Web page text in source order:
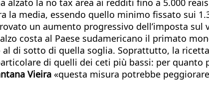
alzato la no tax area ai redditi fino a 5.000
la media, essendo quello minimo fissato sui
un aumento progressivo dell’imposta sul
costa al Paese sudamericano il primato
di sotto di quella soglia. Soprattutto, la
di quelli dei ceti più bassi: per quanto
Vieira «questa misura potrebbe